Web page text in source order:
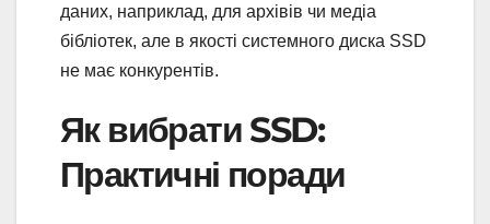
даних, наприклад, для архівів чи медіа
бібліотек, але в якості системного диска SSD
не має конкурентів.
Як вибрати SSD:
Практичні поради